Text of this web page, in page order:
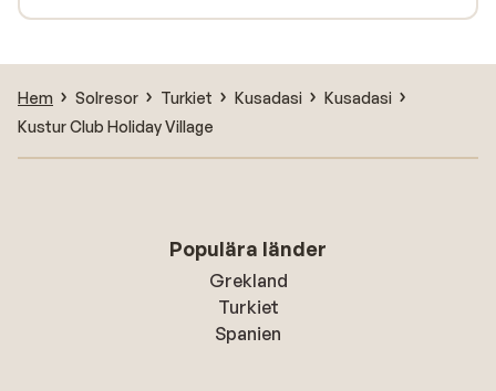
Hem Solresor Turkiet Kusadasi
Kusadasi
Kustur Club Holiday Village
Populära länder
Grekland
Turkiet
Spanien